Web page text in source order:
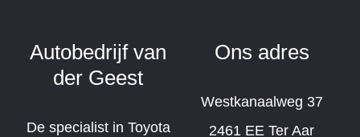
Autobedrijf van
der Geest
De specialist in Toyota
Ons adres
Westkanaalweg 37
2461 EE Ter Aar